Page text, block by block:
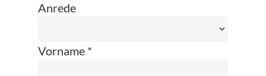
Anrede
Vorname *